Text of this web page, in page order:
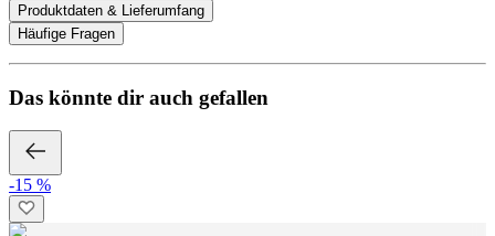
Produktdaten & Lieferumfang
Häufige Fragen
Das könnte dir auch gefallen
-15 %